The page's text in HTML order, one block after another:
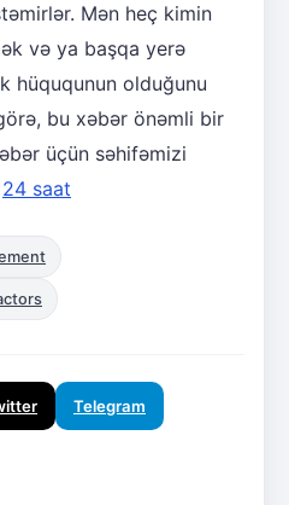
Mən heç kimin
və ya başqa yerə
hüququnun olduğunu
bu xəbər önəmli bir
üçün səhifəmizi
24 saat
Telegram